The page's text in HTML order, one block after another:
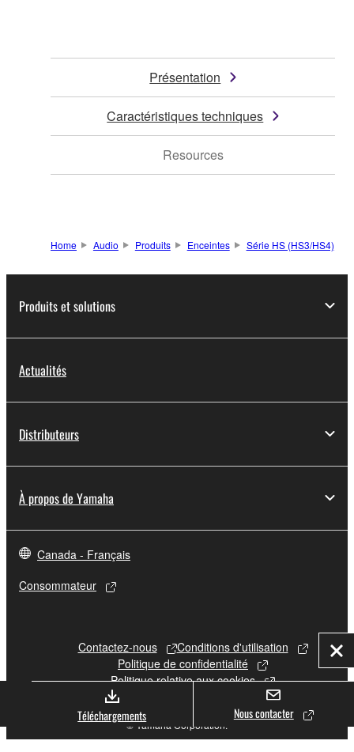
Présentation
Caractéristiques techniques
Resources
Téléchargements Nous contacter
Home Audio Produits Enceintes Série HS (HS3/HS4)
Produits et solutions
Actualités
Distributeurs
À propos de Yamaha
Canada - Français
Consommateur
Contactez-nous
Conditions d'utilisation
Politique de confidentialité
Politique relative aux cookies
© Yamaha Corporation.